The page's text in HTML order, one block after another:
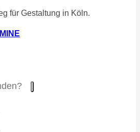
für Gestaltung in Köln.